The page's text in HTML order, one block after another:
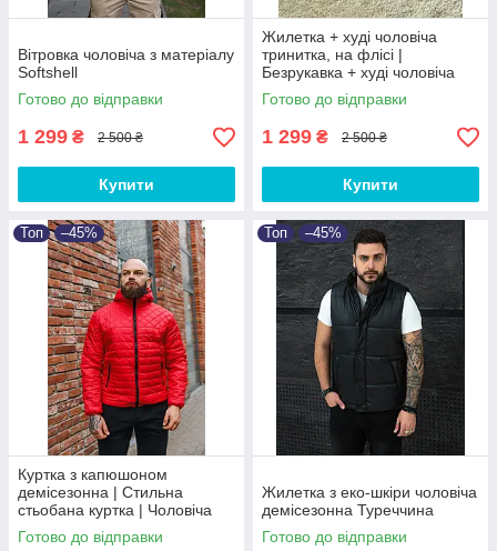
Вітровка чоловіча з матеріалу
Softshell
Готово до відправки
1 299 ₴ 2 500 ₴
Купити
Жилетка + худі чоловіча
тринитка, на флісі |
Безрукавка + худі чоловіча
Готово до відправки
1 299 ₴ 2 500 ₴
Купити
Топ –45%
Куртка з капюшоном
демісезонна | Стильна
стьобана куртка | Чоловіча
куртка
Готово до відправки
Топ –45%
Жилетка з еко-шкіри чоловіча
демісезонна Туреччина
Готово до відправки